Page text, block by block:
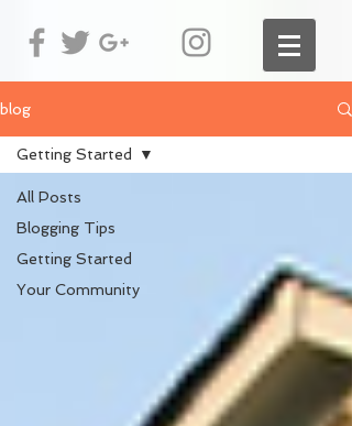
blog
All Posts
Blogging Tips
Getting Started
Your Community
Getting Started